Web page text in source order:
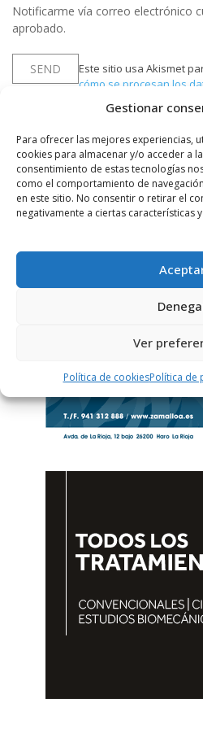
Gestionar
Para ofrecer las mejores experiencias,
cookies para almacenar y/o acceder a
consentimiento de estas tecnologías
como el comportamiento de
en este sitio. No consentir o retirar el
negativamente a ciertas características
Ver
Política de cookiesPolítica de
Notificarme vía correo electrónico
aprobado.
Este sitio usa Akismet
cómo se procesan los
PUBLICIDAD